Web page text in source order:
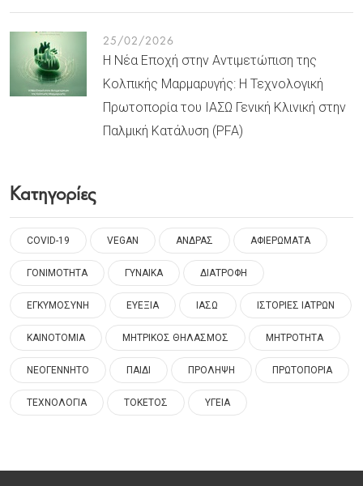
25/02/2026
Η Νέα Εποχή στην Αντιμετώπιση της
Κολπικής Μαρμαρυγής: Η Τεχνολογική
Πρωτοπορία του ΙΑΣΩ Γενική Κλινική στην
Παλμική Κατάλυση (PFA)
Κατηγορίες
COVID-19 VEGAN ΑΝΔΡΑΣ ΑΦΙΕΡΩΜΑΤΑ
ΓΟΝΙΜΟΤΗΤΑ ΓΥΝΑΙΚΑ ΔΙΑΤΡΟΦΗ
ΕΓΚΥΜΟΣΥΝΗ ΕΥΕΞΙΑ ΙΑΣΩ ΙΣΤΟΡΙΕΣ ΙΑΤΡΩΝ
ΚΑΙΝΟΤΟΜΙΑ ΜΗΤΡΙΚΟΣ ΘΗΛΑΣΜΟΣ ΜΗΤΡΟΤΗΤΑ
ΝΕΟΓΕΝΝΗΤΟ ΠΑΙΔΙ ΠΡΟΛΗΨΗ ΠΡΩΤΟΠΟΡΙΑ
ΤΕΧΝΟΛΟΓΙΑ ΤΟΚΕΤΟΣ ΥΓΕΙΑ